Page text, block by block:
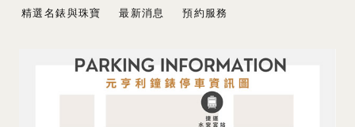
精選名錶與珠寶
最新消息 預約服務